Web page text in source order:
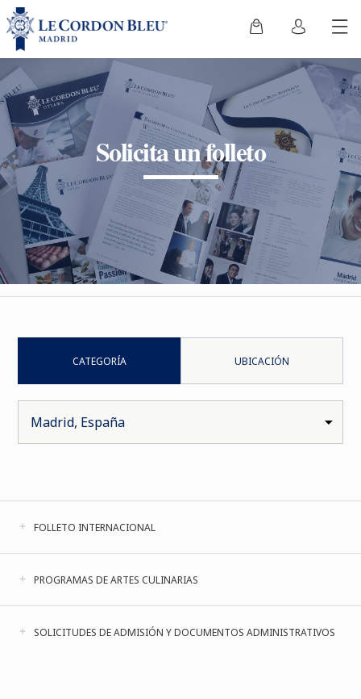
Solicita un folleto
CATEGORÍA UBICACIÓN
FOLLETO INTERNACIONAL
PROGRAMAS DE ARTES CULINARIAS
SOLICITUDES DE ADMISIÓN Y DOCUMENTOS ADMINISTRATIVOS